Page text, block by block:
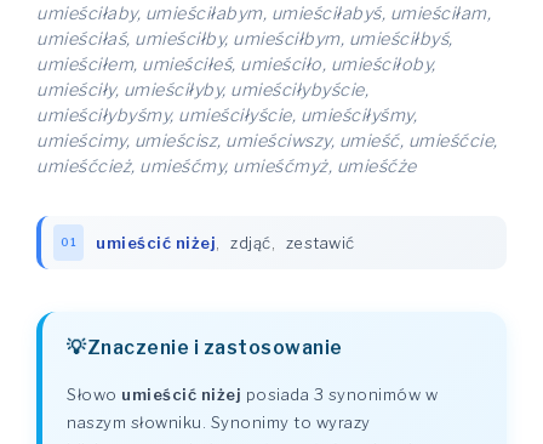
umieściłaby, umieściłabym, umieściłabyś, umieściłam,
umieściłaś, umieściłby, umieściłbym, umieściłbyś,
umieściłem, umieściłeś, umieściło, umieściłoby,
umieściły, umieściłyby, umieściłybyście,
umieściłybyśmy, umieściłyście, umieściłyśmy,
umieścimy, umieścisz, umieściwszy, umieść, umieśćcie,
umieśćcież, umieśćmy, umieśćmyż, umieśćże
01 umieścić niżej zdjąć zestawić
Znaczenie i zastosowanie
Słowo umieścić niżej posiada 3 synonimów w
naszym słowniku. Synonimy to wyrazy